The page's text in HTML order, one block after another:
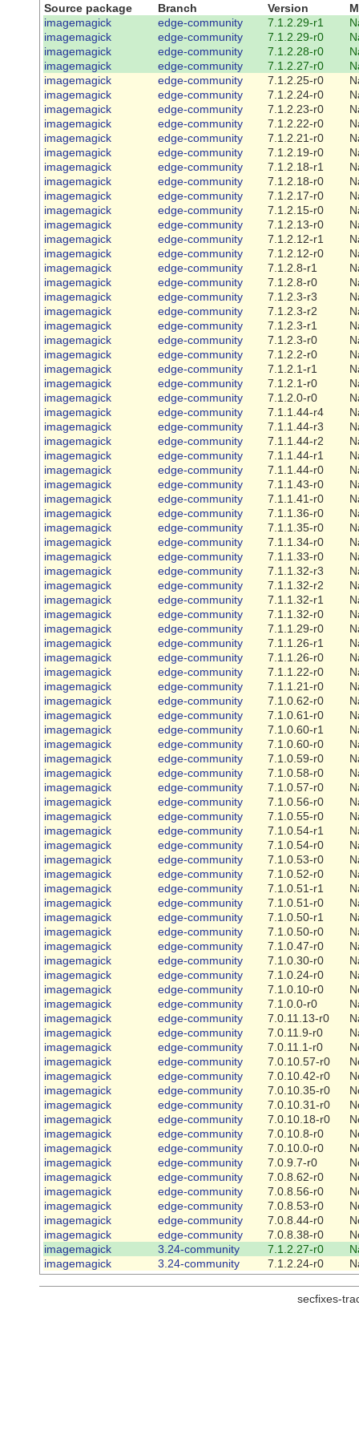
Source package Branch Version
imagemagick
edge-community 7.1.2.29-r1
imagemagick
edge-community 7.1.2.29-r0
imagemagick
edge-community 7.1.2.28-r0
imagemagick
edge-community 7.1.2.27-r0
imagemagick
edge-community 7.1.2.25-r0
imagemagick
edge-community 7.1.2.24-r0
imagemagick
edge-community 7.1.2.23-r0
imagemagick
edge-community 7.1.2.22-r0
imagemagick
edge-community 7.1.2.21-r0
imagemagick
edge-community 7.1.2.19-r0
imagemagick
edge-community 7.1.2.18-r1
imagemagick
edge-community 7.1.2.18-r0
imagemagick
edge-community 7.1.2.17-r0
imagemagick
edge-community 7.1.2.15-r0
imagemagick
edge-community 7.1.2.13-r0
imagemagick
edge-community 7.1.2.12-r1
imagemagick
edge-community 7.1.2.12-r0
imagemagick
edge-community 7.1.2.8-r1
imagemagick
edge-community 7.1.2.8-r0
imagemagick
edge-community 7.1.2.3-r3
imagemagick
edge-community 7.1.2.3-r2
imagemagick
edge-community 7.1.2.3-r1
imagemagick
edge-community 7.1.2.3-r0
imagemagick
edge-community 7.1.2.2-r0
imagemagick
edge-community 7.1.2.1-r1
imagemagick
edge-community 7.1.2.1-r0
imagemagick
edge-community 7.1.2.0-r0
imagemagick
edge-community 7.1.1.44-r4
imagemagick
edge-community 7.1.1.44-r3
imagemagick
edge-community 7.1.1.44-r2
imagemagick
edge-community 7.1.1.44-r1
imagemagick
edge-community 7.1.1.44-r0
imagemagick
edge-community 7.1.1.43-r0
imagemagick
edge-community 7.1.1.41-r0
imagemagick
edge-community 7.1.1.36-r0
imagemagick
edge-community 7.1.1.35-r0
imagemagick
edge-community 7.1.1.34-r0
imagemagick
edge-community 7.1.1.33-r0
imagemagick
edge-community 7.1.1.32-r3
imagemagick
edge-community 7.1.1.32-r2
imagemagick
edge-community 7.1.1.32-r1
imagemagick
edge-community 7.1.1.32-r0
imagemagick
edge-community 7.1.1.29-r0
imagemagick
edge-community 7.1.1.26-r1
imagemagick
edge-community 7.1.1.26-r0
imagemagick
edge-community 7.1.1.22-r0
imagemagick
edge-community 7.1.1.21-r0
imagemagick
edge-community 7.1.0.62-r0
imagemagick
edge-community 7.1.0.61-r0
imagemagick
edge-community 7.1.0.60-r1
imagemagick
edge-community 7.1.0.60-r0
imagemagick
edge-community 7.1.0.59-r0
imagemagick
edge-community 7.1.0.58-r0
imagemagick
edge-community 7.1.0.57-r0
imagemagick
edge-community 7.1.0.56-r0
imagemagick
edge-community 7.1.0.55-r0
imagemagick
edge-community 7.1.0.54-r1
imagemagick
edge-community 7.1.0.54-r0
imagemagick
edge-community 7.1.0.53-r0
imagemagick
edge-community 7.1.0.52-r0
imagemagick
edge-community 7.1.0.51-r1
imagemagick
edge-community 7.1.0.51-r0
imagemagick
edge-community 7.1.0.50-r1
imagemagick
edge-community 7.1.0.50-r0
imagemagick
edge-community 7.1.0.47-r0
imagemagick
edge-community 7.1.0.30-r0
imagemagick
edge-community 7.1.0.24-r0
imagemagick
edge-community 7.1.0.10-r0
imagemagick
edge-community 7.1.0.0-r0
imagemagick
edge-community 7.0.11.13-r0
imagemagick
edge-community 7.0.11.9-r0
imagemagick
edge-community 7.0.11.1-r0
imagemagick
edge-community 7.0.10.57-r0
imagemagick
edge-community 7.0.10.42-r0
imagemagick
edge-community 7.0.10.35-r0
imagemagick
edge-community 7.0.10.31-r0
imagemagick
edge-community 7.0.10.18-r0
imagemagick
edge-community 7.0.10.8-r0
imagemagick
edge-community 7.0.10.0-r0
imagemagick
edge-community 7.0.9.7-r0
imagemagick
edge-community 7.0.8.62-r0
imagemagick
edge-community 7.0.8.56-r0
imagemagick
edge-community 7.0.8.53-r0
imagemagick
edge-community 7.0.8.44-r0
imagemagick
edge-community 7.0.8.38-r0
imagemagick
3.24-community 7.1.2.27-r0
imagemagick
3.24-community 7.1.2.24-r0
secfixes-